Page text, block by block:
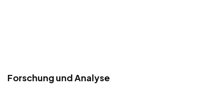
Forschung und Analyse